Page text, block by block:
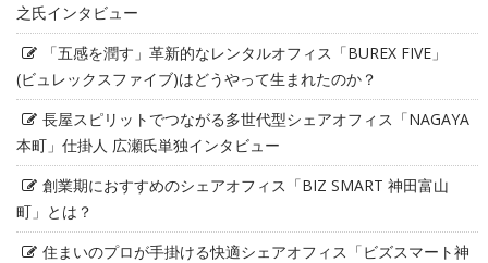
之氏インタビュー
「五感を潤す」革新的なレンタルオフィス「BUREX FIVE」
(ビュレックスファイブ)はどうやって生まれたのか？
長屋スピリットでつながる多世代型シェアオフィス「NAGAYA
本町」仕掛人 広瀬氏単独インタビュー
創業期におすすめのシェアオフィス「BIZ SMART 神田富山
町」とは？
住まいのプロが手掛ける快適シェアオフィス「ビズスマート神